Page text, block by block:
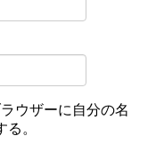
ウザーに自分の名
。